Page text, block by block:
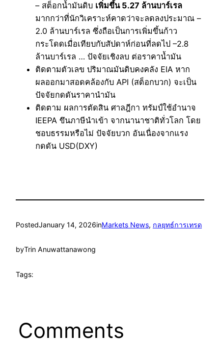
– สต็อกน้ำมันดิบ เพิ่มขึ้น 5.27 ล้านบาร์เรล
มากกว่าที่นักวิเคราะห์คาดว่าจะลดลงประมาณ –
2.0 ล้านบาร์เรล ซึ่งถือเป็นการเพิ่มขึ้นก้าว
กระโดดเมื่อเทียบกับสัปดาห์ก่อนที่ลดไป –2.8
ล้านบาร์เรล … ปัจจัยเชิงลบ ต่อราคาน้ำมัน
ติดตามตัวเลข ปริมาณมันดิบคงคลัง EIA หาก
ผลออกมาสอดคล้องกับ API (สต็อกบวก) จะเป็น
ปัจจัยกดดันราคานำมัน
ติดตาม ผลการตัดสิน ศาลฎีกา ทรัมป์ใช้อำนาจ
IEEPA ขึนภาษีนำเข้า จากนานาชาติทั่วโลก โดย
ชอบธรรมหรือไม่ ปัจจัยบวก อันเนื่องจากแรง
กดดัน USD(DXY)
PostedJanuary 14, 2026inMarkets News, กลยุทธ์การเทรด
byTrin Anuwattanawong
Tags:
Comments